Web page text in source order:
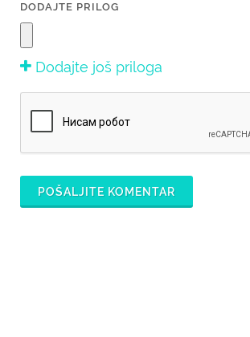
DODAJTE PRILOG
Dodajte još priloga
POŠALJITE KOMENTAR